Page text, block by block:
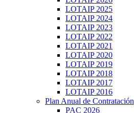
LOTAIP 2025
LOTAIP 2024
LOTAIP 2023
LOTAIP 2022
LOTAIP 2021
LOTAIP 2020
LOTAIP 2019
LOTAIP 2018
LOTAIP 2017
LOTAIP 2016
Plan Anual de Contratación
PAC 2026